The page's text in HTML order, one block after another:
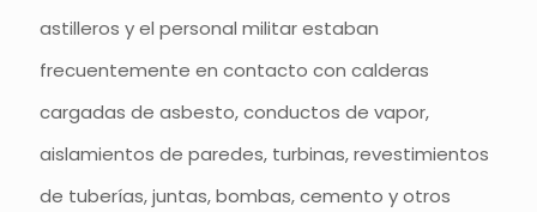
astilleros y el personal militar estaban
frecuentemente en contacto con calderas
cargadas de asbesto, conductos de vapor,
aislamientos de paredes, turbinas, revestimientos
de tuberías, juntas, bombas, cemento y otros